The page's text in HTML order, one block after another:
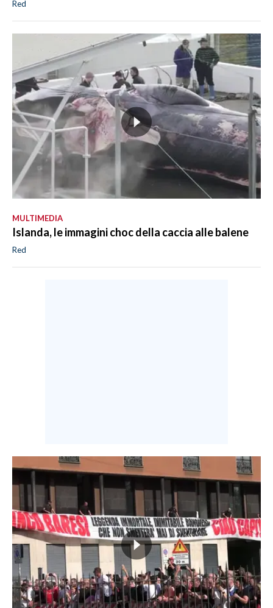
Red
MULTIMEDIA
Islanda, le immagini choc della caccia alle balene
Red